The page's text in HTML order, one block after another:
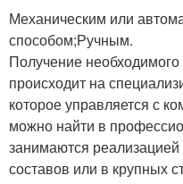
Механическим или
способом;Ручным.
Получение
происходит на
которое управляется с
можно найти в
занимаются
составов или в крупных